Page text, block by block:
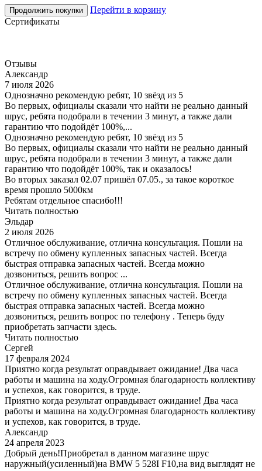
Продолжить покупки
Перейти в корзину
Сертификаты
Отзывы
Александр
7 июля 2026
Однозначно рекомендую ребят, 10 звёзд из 5
Во первых, официалы сказали что найти не реально данный
шрус, ребята подобрали в течении 3 минут, а также дали
гарантию что подойдёт 100%,...
Однозначно рекомендую ребят, 10 звёзд из 5
Во первых, официалы сказали что найти не реально данный
шрус, ребята подобрали в течении 3 минут, а также дали
гарантию что подойдёт 100%, так и оказалось!
Во вторых заказал 02.07 пришёл 07.05., за такое короткое
время прошло 5000км
Ребятам отдельное спасибо!!!
Читать полностью
Эльдар
2 июля 2026
Отличное обслуживание, отлична консультация. Пошли на
встречу по обмену купленных запасных частей. Всегда
быстрая отправка запасных частей. Всегда можно
дозвониться, решить вопрос ...
Отличное обслуживание, отлична консультация. Пошли на
встречу по обмену купленных запасных частей. Всегда
быстрая отправка запасных частей. Всегда можно
дозвониться, решить вопрос по телефону . Теперь буду
приобретать запчасти здесь.
Читать полностью
Сергей
17 февраля 2024
Приятно когда результат оправдывает ожидание! Два часа
работы и машина на ходу.Огромная благодарность коллективу
и успехов, как говорится, в труде.
Приятно когда результат оправдывает ожидание! Два часа
работы и машина на ходу.Огромная благодарность коллективу
и успехов, как говорится, в труде.
Александр
24 апреля 2023
Добрый день!Приобретал в данном магазине шрус
наружный(усиленный)на BMW 5 528I F10,на вид выглядят не